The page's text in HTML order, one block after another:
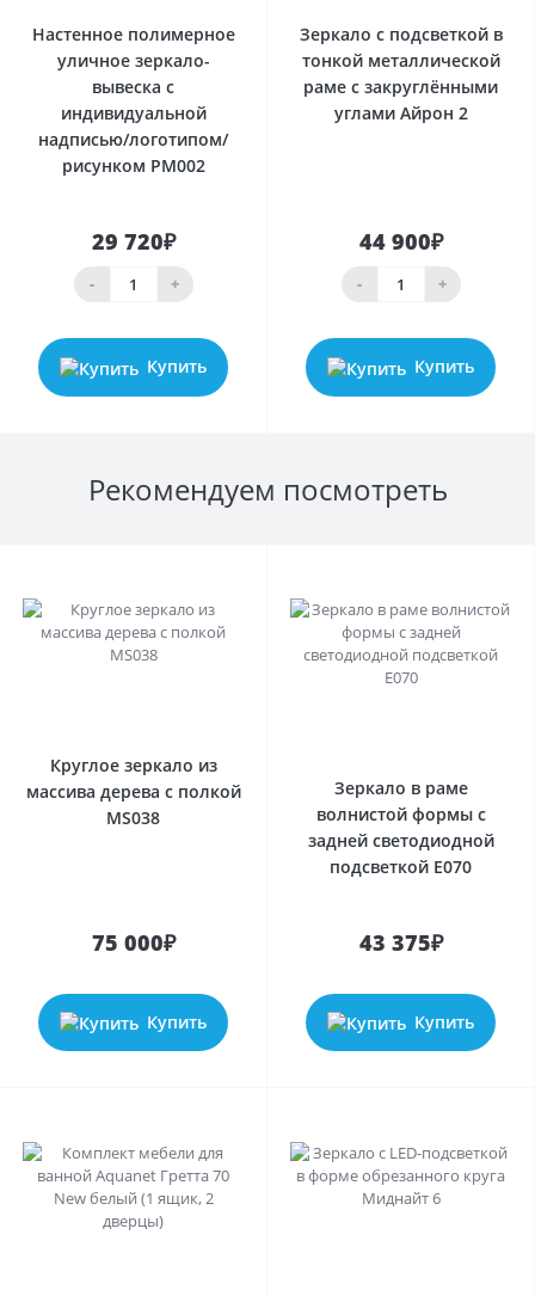
Настенное полимерное
уличное зеркало-
вывеска с
индивидуальной
надписью/логотипом/
рисунком PM002
29 720₽
- +
Купить
Зеркало с подсветкой в
тонкой металлической
раме с закруглёнными
углами Айрон 2
44 900₽
- +
Купить
Рекомендуем посмотреть
Круглое зеркало из
массива дерева с полкой
MS038
75 000₽
Купить
Зеркало в раме
волнистой формы с
задней светодиодной
подсветкой E070
43 375₽
Купить